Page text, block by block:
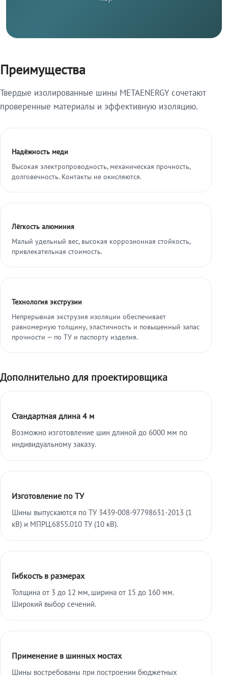
Преимущества
Твердые изолированные шины METAENERGY сочетают
проверенные материалы и эффективную изоляцию.
Надёжность меди
Высокая электропроводность, механическая прочность,
долговечность. Контакты не окисляются.
Лёгкость алюминия
Малый удельный вес, высокая коррозионная стойкость,
привлекательная стоимость.
Технология экструзии
Непрерывная экструзия изоляции обеспечивает
равномерную толщину, эластичность и повышенный запас
прочности — по ТУ и паспорту изделия.
Дополнительно для проектировщика
Стандартная длина 4 м
Возможно изготовление шин длиной до 6000 мм по
индивидуальному заказу.
Изготовление по ТУ
Шины выпускаются по ТУ 3439-008-97798631-2013 (1
кВ) и МПРЦ.6855.010 ТУ (10 кВ).
Гибкость в размерах
Толщина от 3 до 12 мм, ширина от 15 до 160 мм.
Широкий выбор сечений.
Применение в шинных мостах
Шины востребованы при построении бюджетных